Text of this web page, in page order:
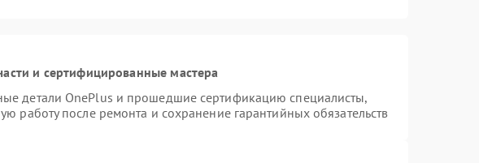
и сертифицированные мастера
детали OnePlus и прошедшие сертификацию специалисты,
работу после ремонта и сохранение гарантийных обязательств